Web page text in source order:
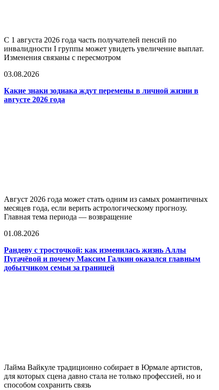
С 1 августа 2026 года часть получателей пенсий по
инвалидности I группы может увидеть увеличение выплат.
Изменения связаны с пересмотром
03.08.2026
Какие знаки зодиака ждут перемены в личной жизни в
августе 2026 года
Август 2026 года может стать одним из самых романтичных
месяцев года, если верить астрологическому прогнозу.
Главная тема периода — возвращение
01.08.2026
Рандеву с тросточкой: как изменилась жизнь Аллы
Пугачёвой и почему Максим Галкин оказался главным
добытчиком семьи за границей
Лайма Вайкуле традиционно собирает в Юрмале артистов,
для которых сцена давно стала не только профессией, но и
способом сохранить связь